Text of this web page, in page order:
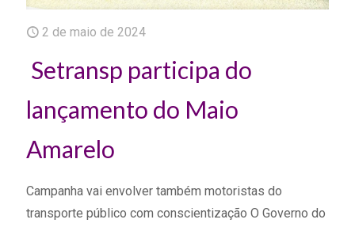
2 de maio de 2024
Setransp participa do
lançamento do Maio
Amarelo
Campanha vai envolver também motoristas do
transporte público com conscientização O Governo do